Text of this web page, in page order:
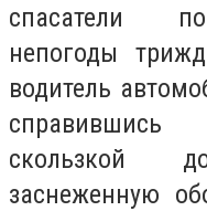
спасатели
непогоды
водитель
скользкой
заснеженную